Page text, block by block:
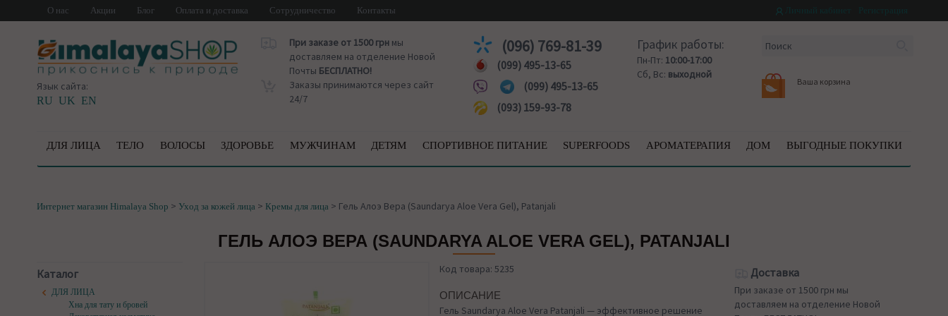
О нас Акции Блог Оплата и доставка Сотрудничество Контакты
Язык сайта:
RU UK EN
При заказе от 1500 грнмы
доставляем на отделение Новой
Почты БЕСПЛАТНО!
Заказы принимаются через сайт
24/7
(096) 769-81-39
(099) 495-13-65
(099) 495-13-65
(093) 159-93-78
График работы:
Пн-Пт: 10:00-17:00
Сб, Вс: выходной
Ваша корзина
ДЛЯ ЛИЦА ТЕЛО ВОЛОСЫ ЗДОРОВЬЕ МУЖЧИНАМ ДЕТЯМ СПОРТИВНОЕ ПИТАНИЕ SUPERFOODS АРОМАТЕРАПИЯ ДОМ ВЫГОДНЫЕ ПОКУПКИ
Интернет магазин Himalaya Shop > Уход за кожей лица > Кремы для лица > Гель Алоэ Вера (Saundarya Aloe Vera Gel), Patanjali
ГЕЛЬ АЛОЭ ВЕРА (SAUNDARYA ALOE VERA GEL), PATANJALI
Каталог
ДЛЯ ЛИЦА
Хна для тату и бровей
Код товара: 5235
ОПИСАНИЕ
Гель Saundarya Aloe Vera Patanjali — эффективное решение
Доставка
При заказе от 1500 грн мы
доставляем на отделение Новой